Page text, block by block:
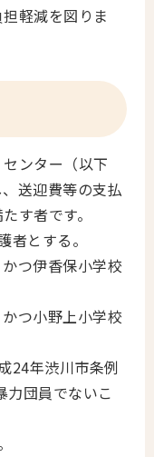
軽減を図りま
ンター（以下
送迎費等の支払
す者です。
者とする。
つ伊香保小学校
つ小野上小学校
24年渋川市条例
力団員でないこ